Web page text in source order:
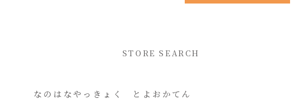
STORE SEARCH
なのはなやっきょく とよおかてん